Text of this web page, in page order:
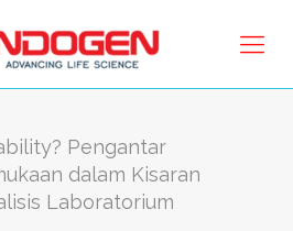
Pengantar
dalam Kisaran
Laboratorium